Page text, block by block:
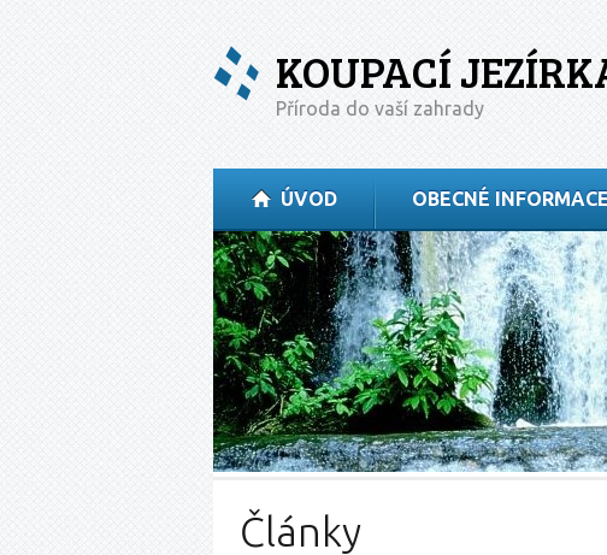
KOUPACÍ
Příroda do vaší zahrady
ÚVOD OBECNÉ INFORMACE
Články